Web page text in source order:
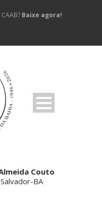
Baixe agora!
Couto
BA